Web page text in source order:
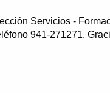
Servicios -
941-271271.